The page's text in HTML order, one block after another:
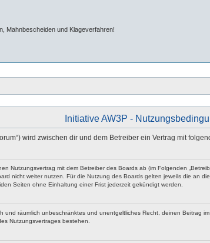
Mahnbescheiden und Klageverfahren!
Initiative AW3P -
wird zwischen dir und dem Betreiber ein Vertrag mit
Nutzungsvertrag mit dem Betreiber des Boards ab (im Folgenden
nicht weiter nutzen. Für die Nutzung des Boards gelten jeweils die an
Seiten ohne Einhaltung einer Frist jederzeit gekündigt werden.
räumlich unbeschränktes und unentgeltliches Recht, deinen Beitrag
Nutzungsvertrages bestehen.